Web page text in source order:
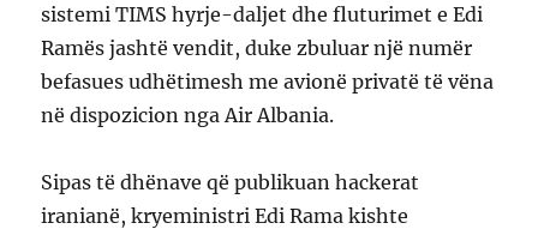
sistemi TIMS hyrje-daljet dhe fluturimet e Edi
Ramës jashtë vendit, duke zbuluar një numër
befasues udhëtimesh me avionë privatë të vëna
në dispozicion nga Air Albania.
Sipas të dhënave që publikuan hackerat
iranianë, kryeministri Edi Rama kishte